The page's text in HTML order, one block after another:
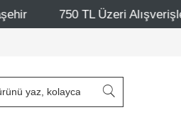
- Ücretsiz Kargo